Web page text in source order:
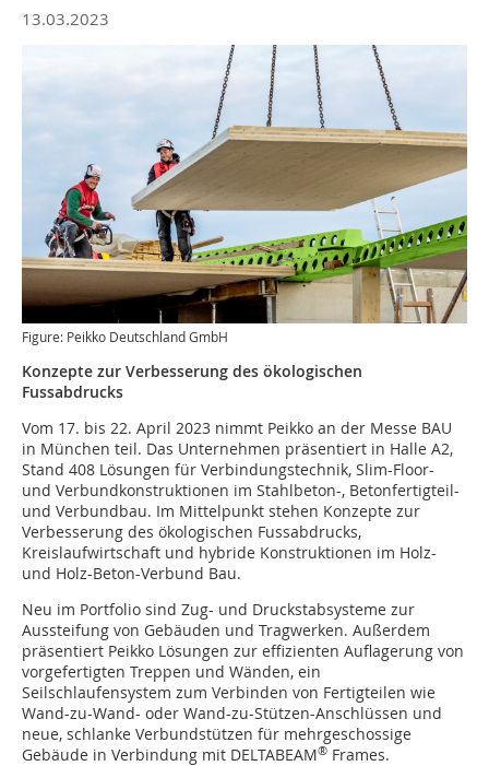
13.03.2023
Figure: Peikko Deutschland GmbH
Konzepte zur Verbesserung des ökologischen
Fussabdrucks
Vom 17. bis 22. April 2023 nimmt Peikko an der Messe BAU
in München teil. Das Unternehmen präsentiert in Halle A2,
Stand 408 Lösungen für Verbindungstechnik, Slim-Floor-
und Verbundkonstruktionen im Stahlbeton-, Betonfertigteil-
und Verbundbau. Im Mittelpunkt stehen Konzepte zur
Verbesserung des ökologischen Fussabdrucks,
Kreislaufwirtschaft und hybride Konstruktionen im Holz-
und Holz-Beton-Verbund Bau.
Neu im Portfolio sind Zug- und Druckstabsysteme zur
Aussteifung von Gebäuden und Tragwerken. Außerdem
präsentiert Peikko Lösungen zur effizienten Auflagerung von
vorgefertigten Treppen und Wänden, ein
Seilschlaufensystem zum Verbinden von Fertigteilen wie
Wand-zu-Wand- oder Wand-zu-Stützen-Anschlüssen und
neue, schlanke Verbundstützen für mehrgeschossige
Gebäude in Verbindung mit DELTABEAM® Frames.